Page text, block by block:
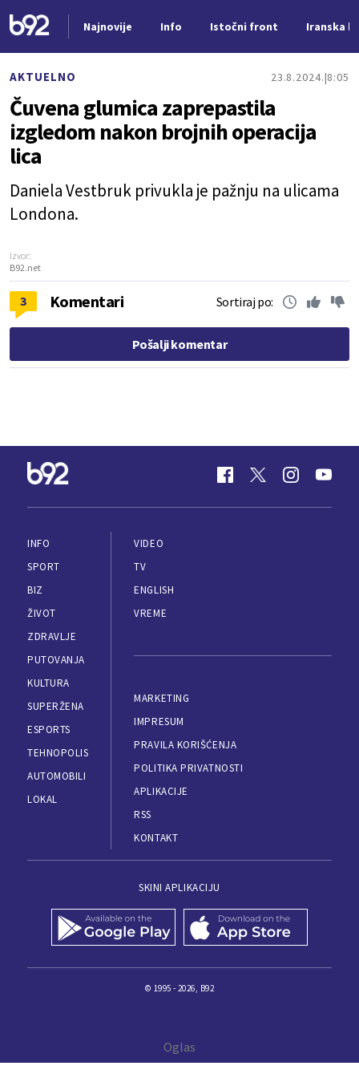
Najnovije Info Istočni front Iranska
AKTUELNO 23.8.2024. 8:05
Čuvena glumica zaprepastila
izgledom nakon brojnih operacija
lica
Daniela Vestbruk privukla je pažnju na ulicama
Londona.
Izvor:
B92.net
3 Komentari Sortiraj po:
Pošalji komentar
INFO
SPORT
BIZ
ŽIVOT
ZDRAVLJE
PUTOVANJA
KULTURA
SUPERŽENA
ESPORTS
TEHNOPOLIS
AUTOMOBILI
LOKAL
VIDEO
TV
ENGLISH
VREME
MARKETING
IMPRESUM
PRAVILA KORIŠĆENJA
POLITIKA PRIVATNOSTI
APLIKACIJE
RSS
KONTAKT
SKINI APLIKACIJU
© 1995 - 2026, B92